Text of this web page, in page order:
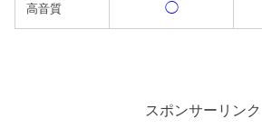
高音質 ◯
スポンサーリンク